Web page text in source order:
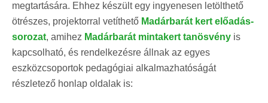
megtartására. Ehhez készült egy ingyenesen letölthető
ötrészes, projektorral vetíthető Madárbarát kert előadás-
sorozat, amihez Madárbarát mintakert tanösvény is
kapcsolható, és rendelkezésre állnak az egyes
eszközcsoportok pedagógiai alkalmazhatóságát
részletező honlap oldalak is: